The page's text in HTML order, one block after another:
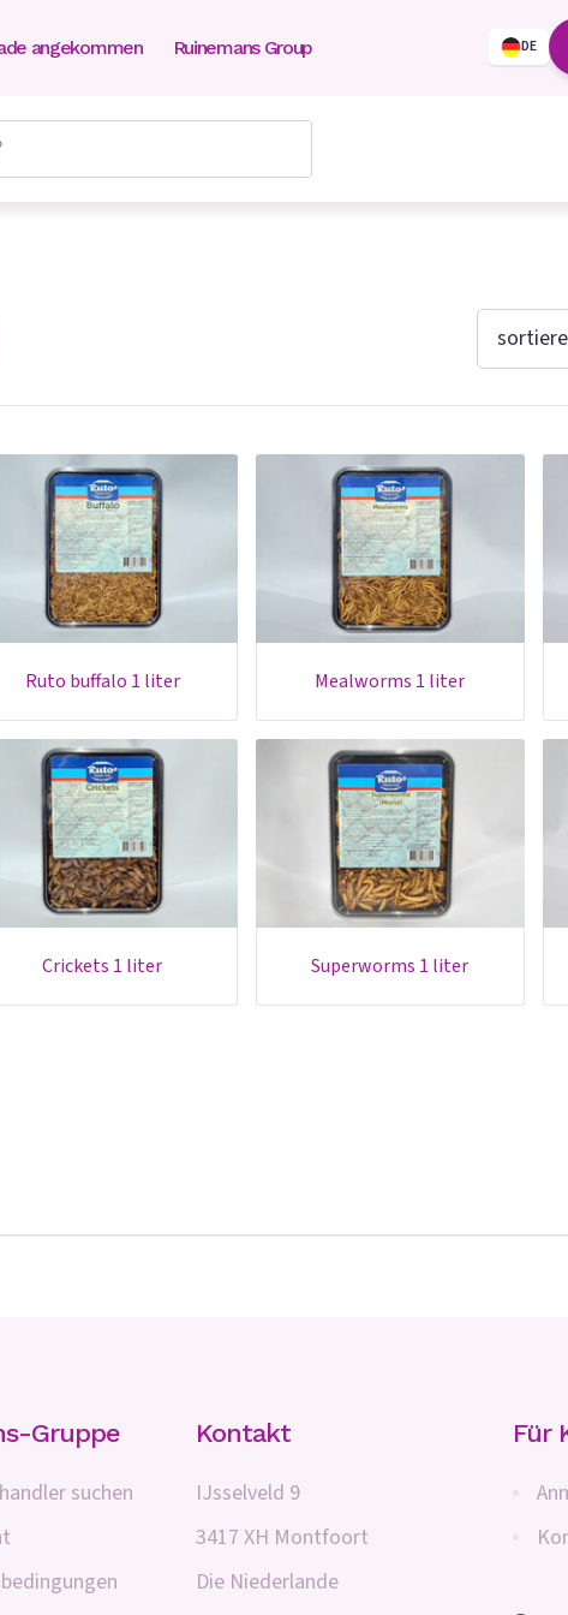
angekommen Ruinemans Group DE
ruto buffalo 1 liter mealworms 1 liter
crickets 1 liter superworms 1 liter
Gruppe
suchen
Kontakt
IJsselveld 9
3417 XH Montfoort
Die Niederlande
Für